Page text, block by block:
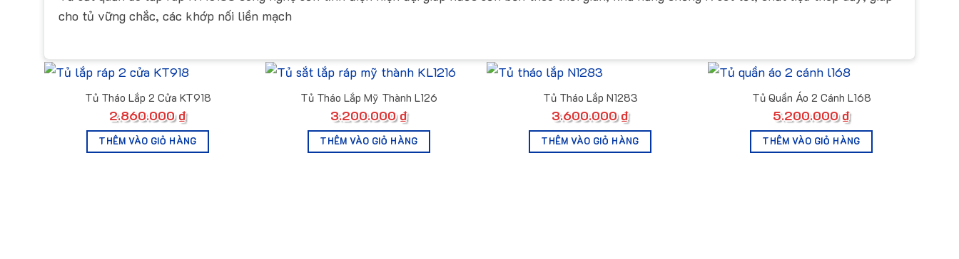
cho tủ vững chắc, các khớp nối liền mạch
Tủ Tháo Lắp 2 Cửa KT918
2.860.000₫
THÊM VÀO GIỎ HÀNG
Tủ Tháo Lắp Mỹ Thành L126
3.200.000₫
THÊM VÀO GIỎ HÀNG
Tủ Tháo Lắp N1283
3.600.000₫
THÊM VÀO GIỎ HÀNG
Tủ Quần Áo 2 Cánh L168
5.200.000₫
THÊM VÀO GIỎ HÀNG